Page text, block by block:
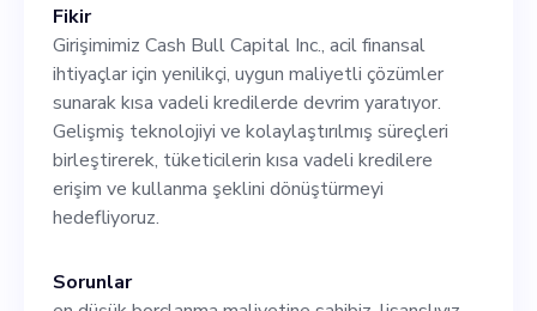
müşteri desteğine güçlü bir
vurgu yaparak kısa vadeli
kredileri demokratikleştirme
vizyonumuzu paylaşması
gerekiyor. Yoğun rekabetçi
pazarda, zayıf yönlerinden
yararlanarak iCash, Go Day,
Fikir
Girişimimiz Cash Bull Capital Inc., acil finansal
ihtiyaçlar için yenilikçi, uygun maliyetli çözümler
sunarak kısa vadeli kredilerde devrim yaratıyor.
Gelişmiş teknolojiyi ve kolaylaştırılmış süreçleri
birleştirerek, tüketicilerin kısa vadeli kredilere
erişim ve kullanma şeklini dönüştürmeyi
hedefliyoruz.
Sorunlar